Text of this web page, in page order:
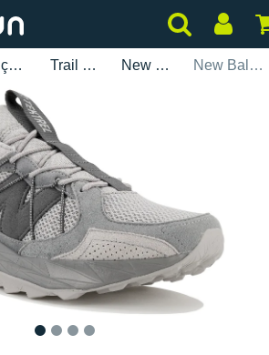
Calçados Trail Running New Balance New Balance Tektrel V1